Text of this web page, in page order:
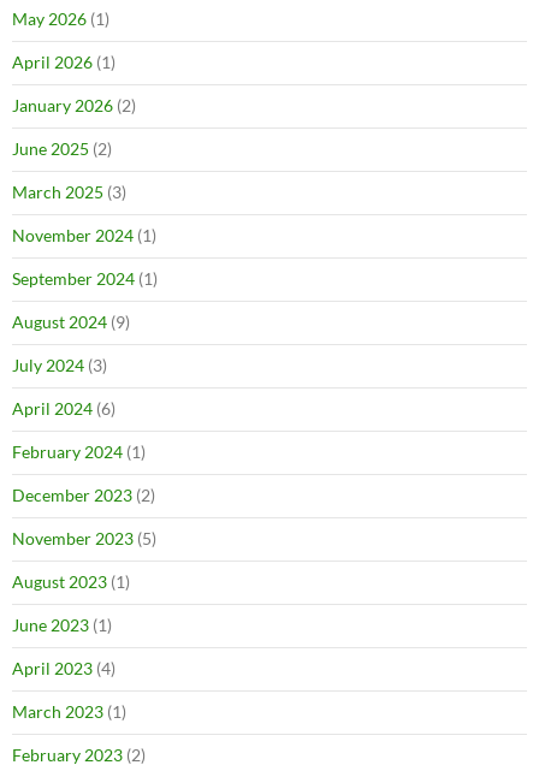
May 2026 (1)
April 2026 (1)
January 2026 (2)
June 2025 (2)
March 2025 (3)
November 2024 (1)
September 2024 (1)
August 2024 (9)
July 2024 (3)
April 2024 (6)
February 2024 (1)
December 2023 (2)
November 2023 (5)
August 2023 (1)
June 2023 (1)
April 2023 (4)
March 2023 (1)
February 2023 (2)